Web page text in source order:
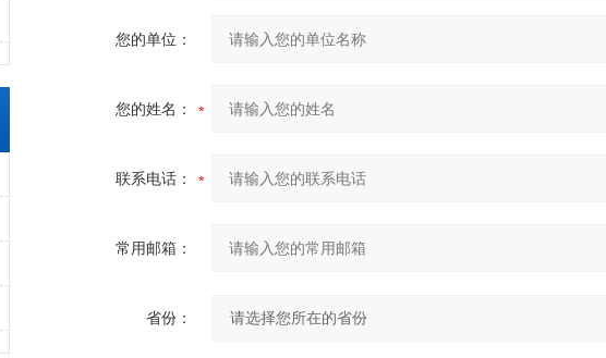
您的单位：
您的姓名：
联系电话：
常用邮箱：
省份：